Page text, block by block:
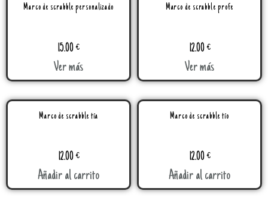
Marco de scrabble personalizado
15.00€
Ver más
Marco de scrabble profe
12.00€
Ver más
Marco de scrabble tía
12.00€
Añadir al carrito
Marco de scrabble tío
12.00€
Añadir al carrito